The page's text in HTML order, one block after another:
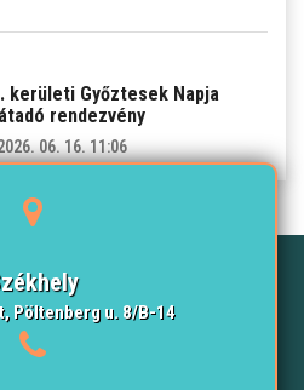
kerületi Győztesek Napja
rendezvény
06. 16. 11:06
Pöltenberg u. 8/B-14